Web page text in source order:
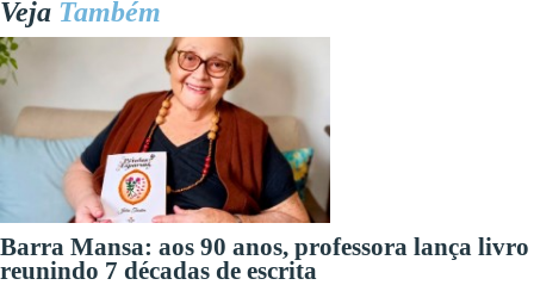
Veja Também
Barra Mansa: aos 90 anos, professora lança livro
reunindo 7 décadas de escrita